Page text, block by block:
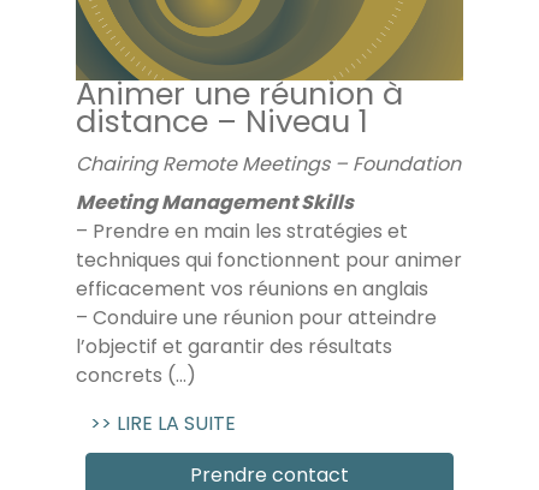
Animer une réunion à
distance – Niveau 1
Chairing Remote Meetings – Foundation
Meeting Management Skills
– Prendre en main les stratégies et
techniques qui fonctionnent pour animer
efficacement vos réunions en anglais
– Conduire une réunion pour atteindre
l’objectif et garantir des résultats
concrets (...)
>> LIRE LA SUITE
Prendre contact